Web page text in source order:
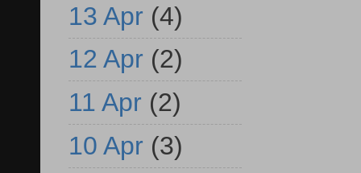
13 Apr (4)
12 Apr (2)
11 Apr (2)
10 Apr (3)